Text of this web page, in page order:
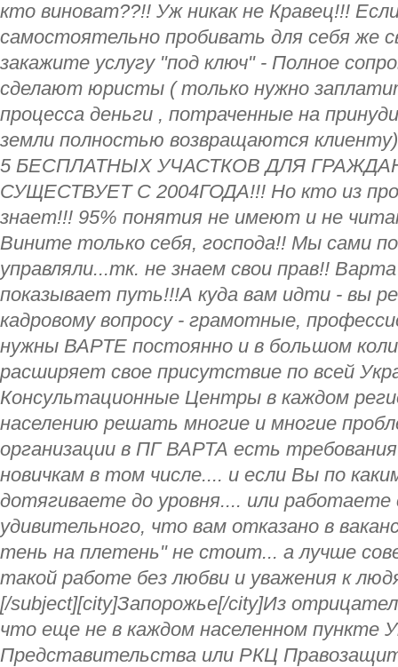
кто виноват??!! Уж никак не Кравец!!!
самостоятельно пробивать для себя же
закажите услугу "под ключ" - Полное
сделают юристы ( только нужно
процесса деньги , потраченные на
земли полностью возвращаются
5 БЕСПЛАТНЫХ УЧАСТКОВ ДЛЯ
СУЩЕСТВУЕТ С 2004ГОДА!!! Но кто из
знает!!! 95% понятия не имеют и не
Вините только себя, господа!! Мы сами
управляли...тк. не знаем свои прав!!
показывает путь!!!А куда вам идти - вы
кадровому вопросу - грамотные,
нужны ВАРТЕ постоянно и в большом
расширяет свое присутствие по всей
Консультационные Центры в каждом
населению решать многие и многие
организации в ПГ ВАРТА есть
новичкам в том числе.... и если Вы по
дотягиваете до уровня.... или работаете
удивительного, что вам отказано в
тень на плетень" не стоит... а лучше
такой работе без любви и уважения к
[/subject][city]Запорожье[/city]Из
что еще не в каждом населенном пункте
Представительства или РКЦ